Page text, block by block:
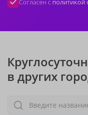
в других
Введите